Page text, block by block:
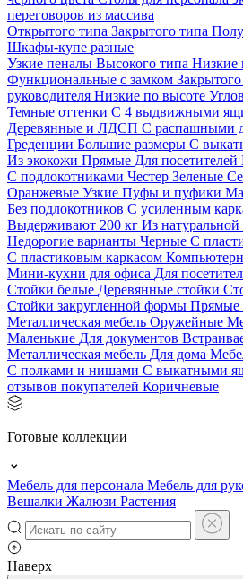
переговоров из массива
Открытого типа Закрытого типа
Шкафы-купе разные
Узкие пеналы Высокого типа Низкие
Функциональные с замком
руководителя Низкие по высоте
Темные оттенки С 4 выдвижными
Деревянные и ЛДСП С распашными
Греденции Большие размеры С
Из экокожи Прямые Для посетителей
С подлокотниками Честер Зеленые
Оранжевые Узкие Пуфы и пуфики
Без подлокотников С усиленным
Выдерживают 200 кг Из
Недорогие варианты Черные С
С пластиковым каркасом
Мини-кухни для офиса Для
Стойки белые Деревянные стойки
Стойки закругленной формы Прямые
Металлическая мебель Оружейные
Маленькие Для документов
Металлическая мебель Для дома
С полками и нишами С выкатными
отзывов покупателей Коричневые
Готовые коллекции
Мебель для персонала Мебель для
Вешалки Жалюзи Растения
Наверх